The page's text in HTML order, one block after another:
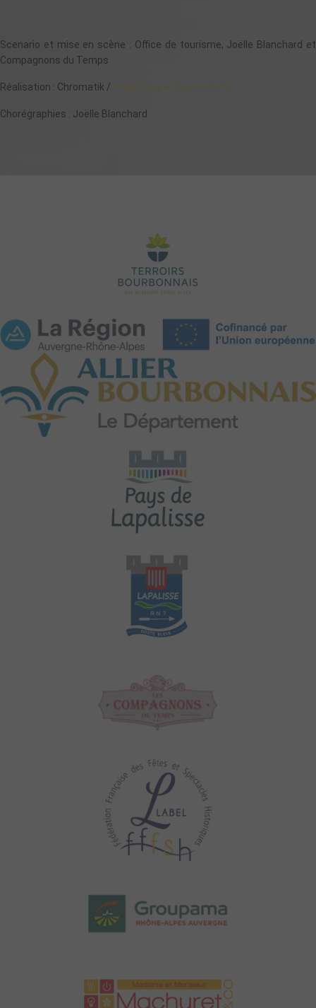
Scenario et mise en scène : Office de tourisme, Joëlle Blanchard et
Compagnons du Temps
Réalisation : Chromatik / https://www.chromatik.fr/
Chorégraphies : Joëlle Blanchard